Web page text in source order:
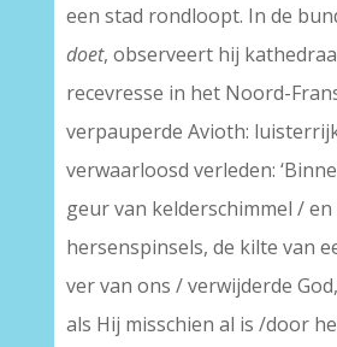
een stad rondloopt. In de
doet, observeert hij
recevresse in het Noord-
verpauperde Avioth:
verwaarloosd verleden:
geur van kelderschimmel /
hersenspinsels, de kilte van
ver van ons / verwijderde
als Hij misschien al is /door